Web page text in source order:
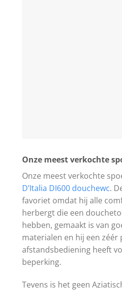
Onze meest verkochte
Onze meest verkochte
D’Italia DI600 douchewc.
favoriet omdat hij alle
herbergt die een
hebben, gemaakt is van
materialen en hij een zéér
afstandsbediening heeft
beperking.
Tevens is het geen